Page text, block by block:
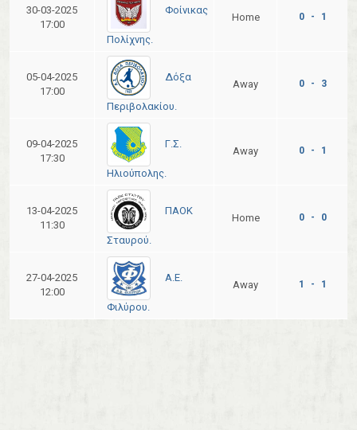
30-03-2025
17:00
Φοίνικας
Πολίχνης.
Home 0 - 1
05-04-2025
17:00
Δόξα
Περιβολακίου.
Away 0 - 3
09-04-2025
17:30
Γ.Σ.
Ηλιούπολης.
Away 0 - 1
13-04-2025
11:30
ΠΑΟΚ
Σταυρού.
Home 0 - 0
27-04-2025
12:00
Α.Ε.
Φιλύρου.
Away 1 - 1